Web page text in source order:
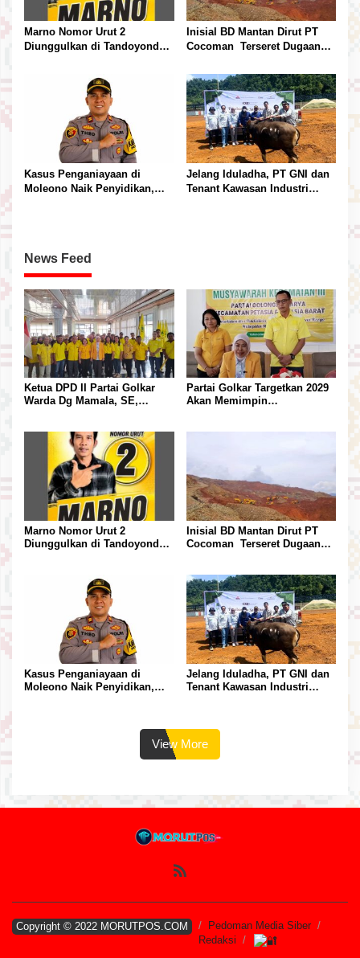
Marno Nomor Urut 2
Diunggulkan di Tandoyondo,
Harapan Warga
Inisial BD Mantan Dirut PT
Cocoman Terseret Dugaan
Tambang Kalimantan Barat
Kasus Penganiayaan di
Moleono Naik Penyidikan,
Jelang Iduladha, PT GNI dan
Tenant Kawasan Industri
News Feed
Ketua DPD II Partai Golkar
Warda Dg Mamala, SE,
Kecamatan Petbar
Partai Golkar Targetkan 2029
Akan Memimpin
Marno Nomor Urut 2
Diunggulkan di Tandoyondo,
Inisial BD Mantan Dirut PT
Cocoman Terseret Dugaan
Kasus Penganiayaan di
Moleono Naik Penyidikan,
Jelang Iduladha, PT GNI dan
Tenant Kawasan Industri
View More
Copyright © 2022 MORUTPOS.COM
Pedoman Media Siber
Redaksi